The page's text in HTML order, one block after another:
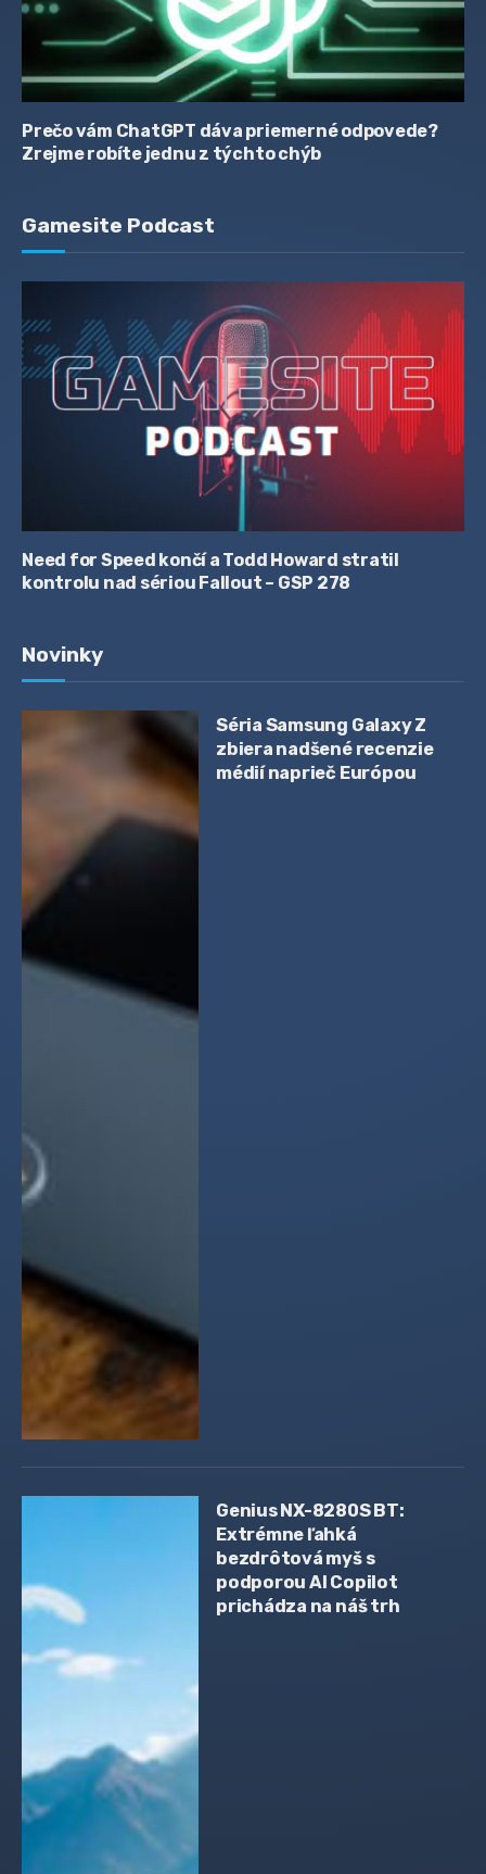
Prečo vám ChatGPT dáva priemerné odpovede?
Zrejme robíte jednu z týchto chýb
Gamesite Podcast
Need for Speed končí a Todd Howard stratil
kontrolu nad sériou Fallout – GSP 278
Novinky
Séria Samsung Galaxy Z
zbiera nadšené recenzie
médií naprieč Európou
Genius NX-8280S BT:
Extrémne ľahká
bezdrôtová myš s
podporou AI Copilot
prichádza na náš trh